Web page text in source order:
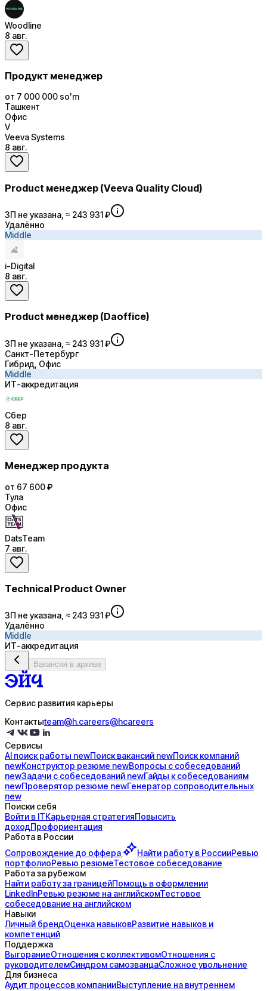
Woodline
8 авг.
Продукт менеджер
от 7 000 000 so'm
Ташкент
Офис
V
Veeva Systems
8 авг.
Product менеджер (Veeva Quality Cloud)
ЗП не указана, ≈ 243 931 ₽
Удалённо
Middle
i-Digital
8 авг.
Product менеджер (Daoffice)
ЗП не указана, ≈ 243 931 ₽
Санкт-Петербург
Гибрид, Офис
Middle
ИТ-аккредитация
Сбер
8 авг.
Менеджер продукта
от 67 600 ₽
Тула
Офис
DatsTeam
7 авг.
Technical Product Owner
ЗП не указана, ≈ 243 931 ₽
Удалённо
Middle
ИТ-аккредитация
Вакансия в архиве
Сервис развития карьеры
Контактыteam@h.careers@hcareers
Сервисы
AI поискработы newПоисквакансий newПоисккомпаний
newКонструктор резюме newВопросы с собеседований
newЗадачи с собеседований newГайды ксобеседованиям
newПроверятор резюме newГенератор сопроводительных
new
Поиски себя
Войти в ITКарьерная стратегияПовысить
доходПрофориентация
Работа в России
Сопровождение до оффера Найти работу в РоссииРевью
портфолиоРевью резюмеТестовое собеседование
Работа за рубежом
Найти работу за границейПомощь в оформлении
LinkedInРевью резюме на английскомТестовое
собеседование на английском
Навыки
Личный брендОценка навыковРазвитие навыков и
компетенций
Поддержка
ВыгораниеОтношения с коллективомОтношения с
руководителемСиндром самозванцаСложное увольнение
Для бизнеса
Аудит процессов компанииВыступление на внутреннем